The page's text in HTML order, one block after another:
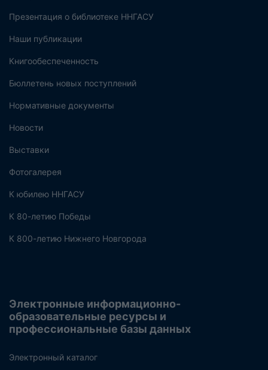
Презентация о библиотеке ННГАСУ
Наши публикации
Книгообеспеченность
Бюллетень новых поступлений
Нормативные документы
Новости
Выставки
Фотогалерея
К юбилею ННГАСУ
К 80-летию Победы
К 800-летию Нижнего Новгорода
Электронные информационно-
образовательные ресурсы и
профессиональные базы данных
Электронный каталог